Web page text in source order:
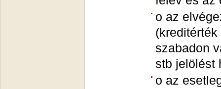
o az
szabadon
stb jelölést
o az